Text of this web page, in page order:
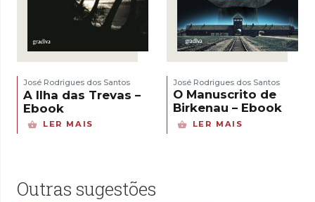
José Rodrigues dos Santos
A Ilha das Trevas –
Ebook
LER MAIS
José Rodrigues dos Santos
O Manuscrito de
Birkenau – Ebook
LER MAIS
Outras sugestões